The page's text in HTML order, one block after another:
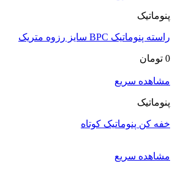
پنوماتیک
راسته پنوماتیک BPC سایز رزوه متریک
0 تومان
مشاهده سریع
پنوماتیک
خفه کن پنوماتیک کوتاه
مشاهده سریع